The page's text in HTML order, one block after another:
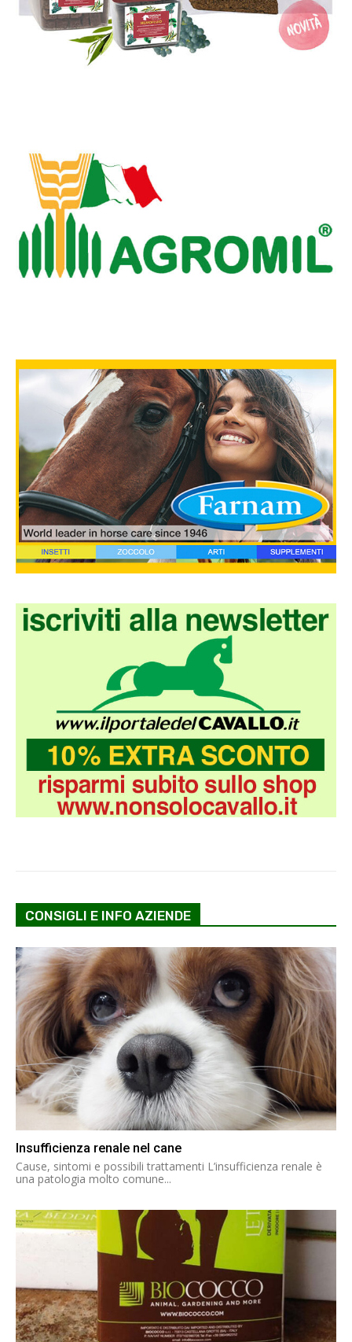
CONSIGLI E INFO AZIENDE
Insufficienza renale nel cane
Cause, sintomi e possibili trattamenti L’insufficienza renale è
una patologia molto comune...